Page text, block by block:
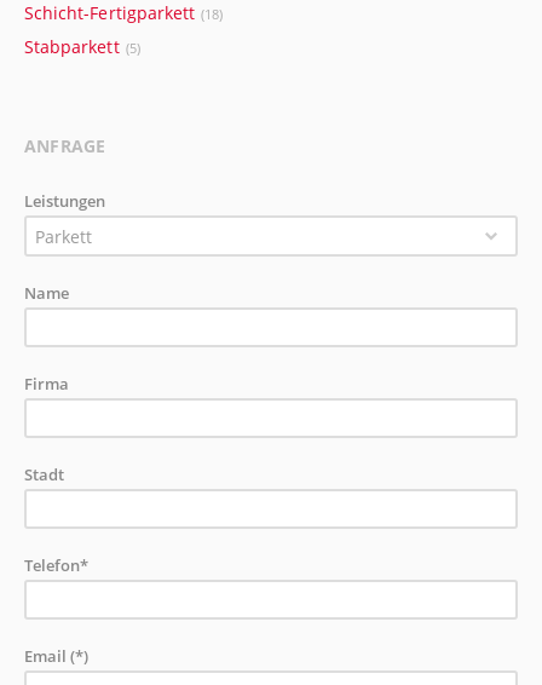
Schicht-Fertigparkett (18)
Stabparkett (5)
ANFRAGE
Leistungen
Parkett
Name
Firma
Stadt
Telefon*
Email (*)